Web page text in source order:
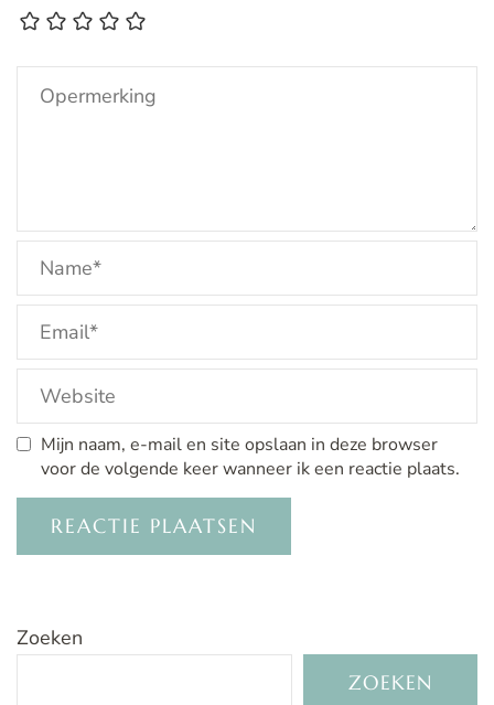
Mijn naam, e-mail en site opslaan in deze browser
voor de volgende keer wanneer ik een reactie plaats.
Zoeken
ZOEKEN